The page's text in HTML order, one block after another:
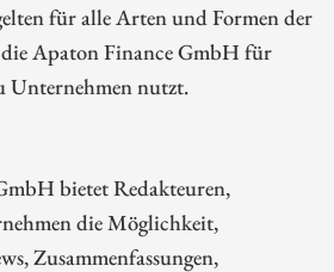
für alle Arten und Formen der
Apaton Finance GmbH für
Unternehmen nutzt.
bietet Redakteuren,
die Möglichkeit,
Zusammenfassungen,